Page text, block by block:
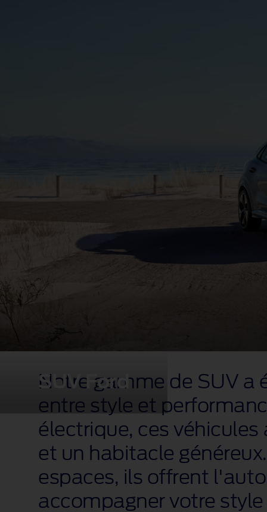
SUV Ford
Notre gamme de SUV a
entre style et
électrique, ces
et un habitacle
espaces, ils offrent
accompagner votre